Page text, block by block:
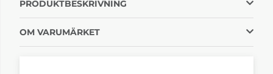
PRODUKTBESKRIVNING
OM VARUMÄRKET